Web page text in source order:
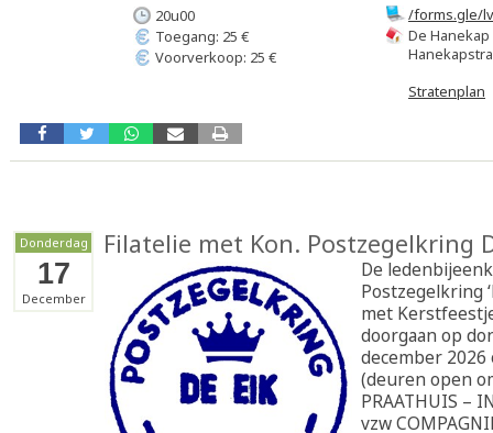
/forms.gle/
De Hanekap
Stratenplan
20u00
Toegang: 25 €
Voorverkoop: 25 €
Donderdag
17
December
Filatelie met Kon. Postzegelkring
De
Postzegelkring
met
doorgaan op
december 2026
(deuren open
PRAATHUIS –
vzw